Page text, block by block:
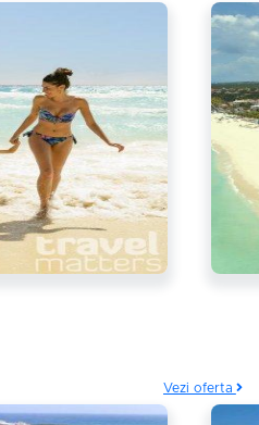
Vezi oferta